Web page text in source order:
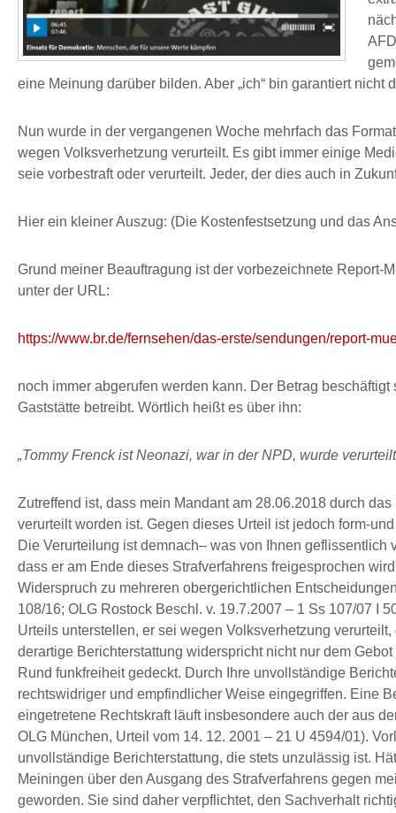
eine Meinung darüber bilden. Aber „ich“ bin garantiert nicht
Nun wurde in der vergangenen Woche mehrfach das
wegen Volksverhetzung verurteilt. Es gibt immer einige
seie vorbestraft oder verurteilt. Jeder, der dies auch in
Hier ein kleiner Auszug: (Die Kostenfestsetzung und das
Grund meiner Beauftragung ist der vorbezeichnete Report-
unter der URL:
https://www.br.de/fernsehen/das-erste/sendungen/report-
noch immer abgerufen werden kann. Der Betrag
Gaststätte betreibt. Wörtlich heißt es über ihn:
„Tommy Frenck ist Neonazi, war in der NPD, wurde
Zutreffend ist, dass mein Mandant am 28.06.2018 durch
verurteilt worden ist. Gegen dieses Urteil ist jedoch form-
Die Verurteilung ist demnach– was von Ihnen
dass er am Ende dieses Strafverfahrens freigesprochen
Widerspruch zu mehreren obergerichtlichen
108/16; OLG Rostock Beschl. v. 19.7.2007 – 1 Ss 107/07 I
Urteils unterstellen, er sei wegen Volksverhetzung
derartige Berichterstattung widerspricht nicht nur dem
Rund funkfreiheit gedeckt. Durch Ihre unvollständige
rechtswidriger und empfindlicher Weise eingegriffen. Eine
eingetretene Rechtskraft läuft insbesondere auch der aus
OLG München, Urteil vom 14. 12. 2001 – 21 U 4594/01).
unvollständige Berichterstattung, die stets unzulässig ist.
Meiningen über den Ausgang des Strafverfahrens gegen
geworden. Sie sind daher verpflichtet, den Sachverhalt